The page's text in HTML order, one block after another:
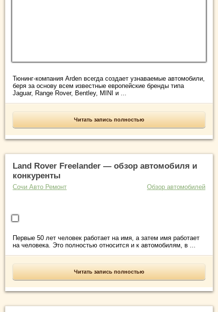
Тюнинг-компания Arden всегда создает узнаваемые автомобили,
беря за основу всем известные европейские бренды типа
Jaguar, Range Rover, Bentley, MINI и ...
Читать запись полностью
Land Rover Freelander — обзор автомобиля и
конкуренты
Сочи Авто Ремонт Обзор автомобилей
Первые 50 лет человек работает на имя, а затем имя работает
на человека. Это полностью относится и к автомобилям, в ...
Читать запись полностью